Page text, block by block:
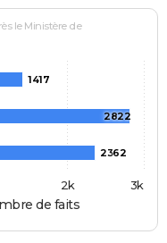
de faits
le Ministère de
1417
2822
2362
2k 3k